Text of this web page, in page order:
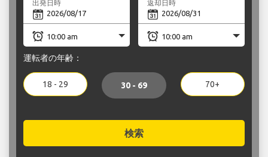
出発日時 返却日時
運転者の年齢：
18 - 29 30 - 69 70+
検索